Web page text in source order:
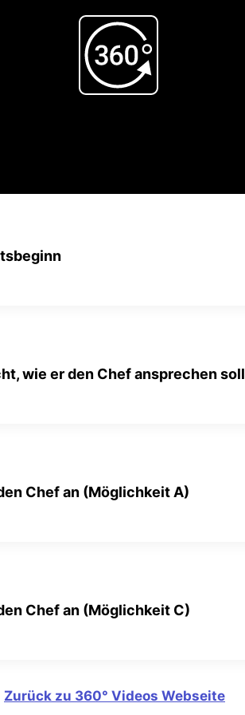
Play
wie er den Chef ansprechen soll
Chef an (Möglichkeit A)
Chef an (Möglichkeit C)
Zurück zu 360° Videos Webseite